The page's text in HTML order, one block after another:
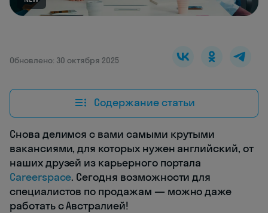
Обновлено: 30 октября 2025
Содержание статьи
Снова делимся с вами самыми крутыми
вакансиями, для которых нужен английский, от
наших друзей из карьерного портала
Careerspace. Сегодня возможности для
специалистов по продажам — можно даже
работать с Австралией!